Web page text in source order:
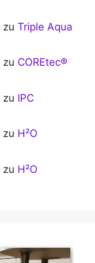
zu Triple Aqua
zu COREtec®
zu IPC
zu H²O
zu H²O